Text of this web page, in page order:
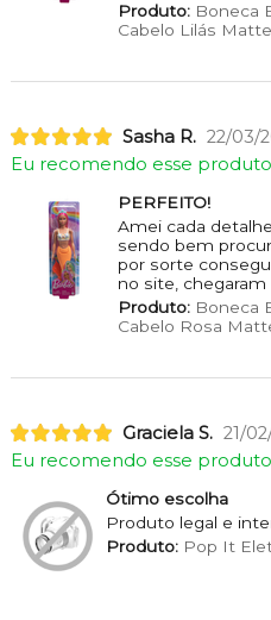
Produto:Boneca
Cabelo Lilás
Sasha R. 22/03/
Eu recomendo esse
PERFEITO!
Amei cada
sendo bem
por sorte
no site,
Produto:Boneca
Cabelo Rosa
Graciela S. 21/
Eu recomendo esse
Ótimo escolha
Produto legal e
Produto:Pop It